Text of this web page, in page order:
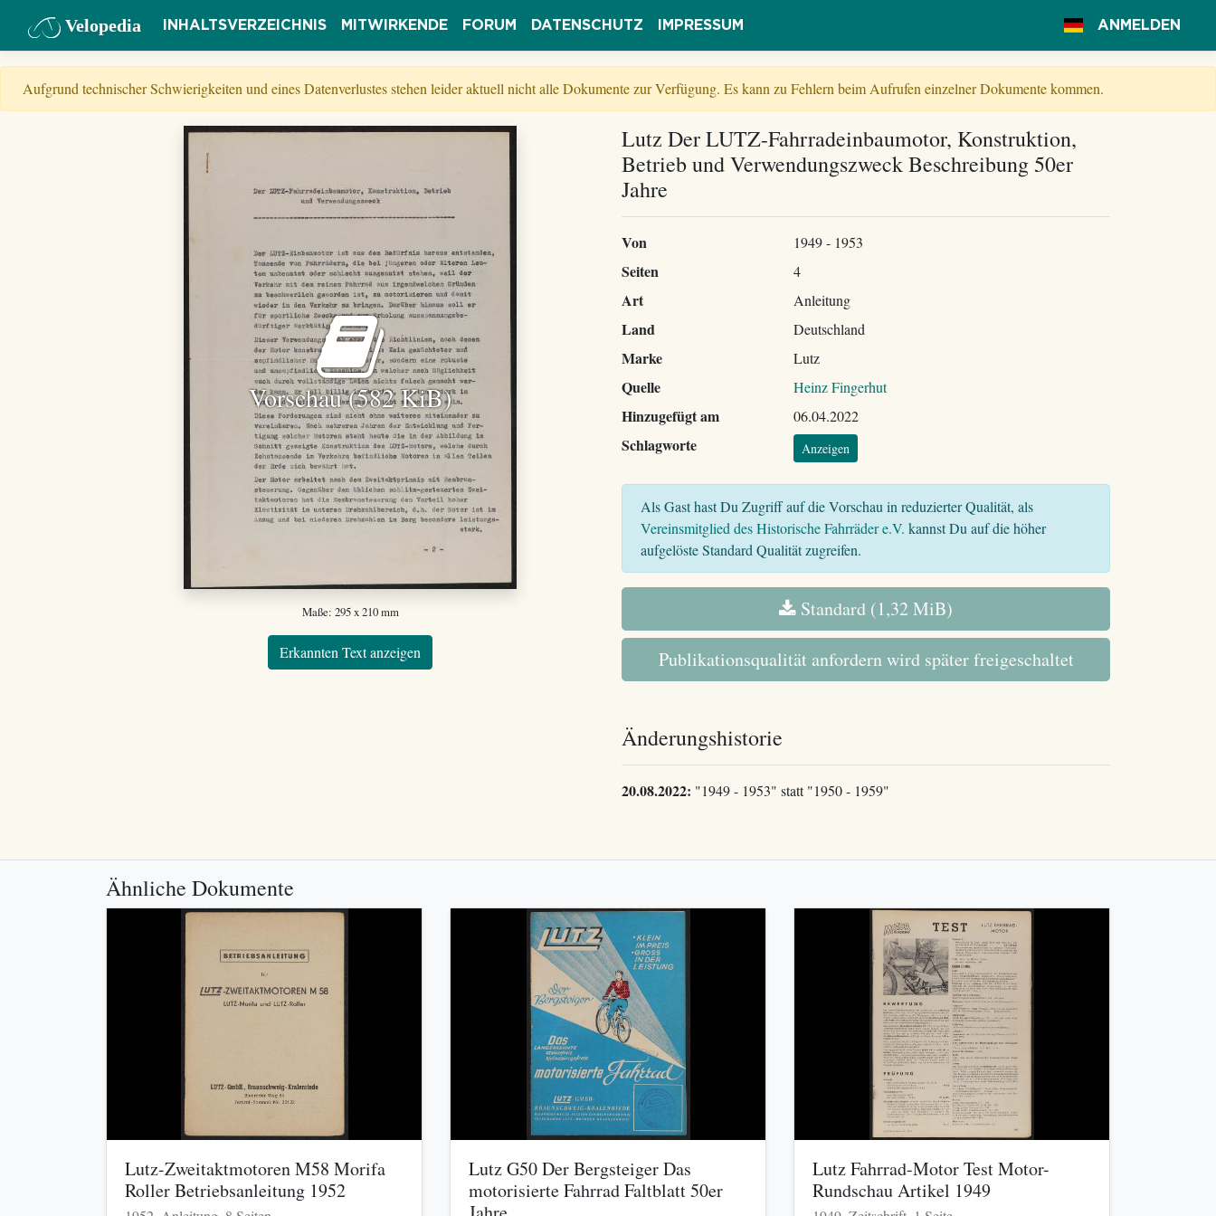
Velopedia INHALTSVERZEICHNIS MITWIRKENDE FORUM DATENSCHUTZ IMPRESSUM ANMELDEN
Aufgrund technischer Schwierigkeiten und eines Datenverlustes stehen leider aktuell nicht alle Dokumente zur Verfügung. Es kann zu Fehlern beim Aufrufen einzelner Dokumente kommen.
Vorschau (582 KiB)
Maße: 295 x 210 mm
Erkannten Text anzeigen
Lutz Der LUTZ-Fahrradeinbaumotor, Konstruktion,
Betrieb und Verwendungszweck Beschreibung 50er
Jahre
Von 1949 - 1953
Seiten 4
Art Anleitung
Land Deutschland
Marke Lutz
Quelle Heinz Fingerhut
Hinzugefügt am 06.04.2022
Schlagworte Anzeigen
Als Gast hast Du Zugriff auf die Vorschau in reduzierter Qualität, als
Vereinsmitglied des Historische Fahrräder e.V. kannst Du auf die höher
aufgelöste Standard Qualität zugreifen.
Standard (1,32 MiB)
Publikationsqualität anfordern wird später freigeschaltet
Änderungshistorie
20.08.2022: "1949 - 1953" statt "1950 - 1959"
Ähnliche Dokumente
Lutz-Zweitaktmotoren M58 Morifa
Roller Betriebsanleitung 1952
Lutz G50 Der Bergsteiger Das
motorisierte Fahrrad Faltblatt 50er
Lutz Fahrrad-Motor Test Motor-
Rundschau Artikel 1949